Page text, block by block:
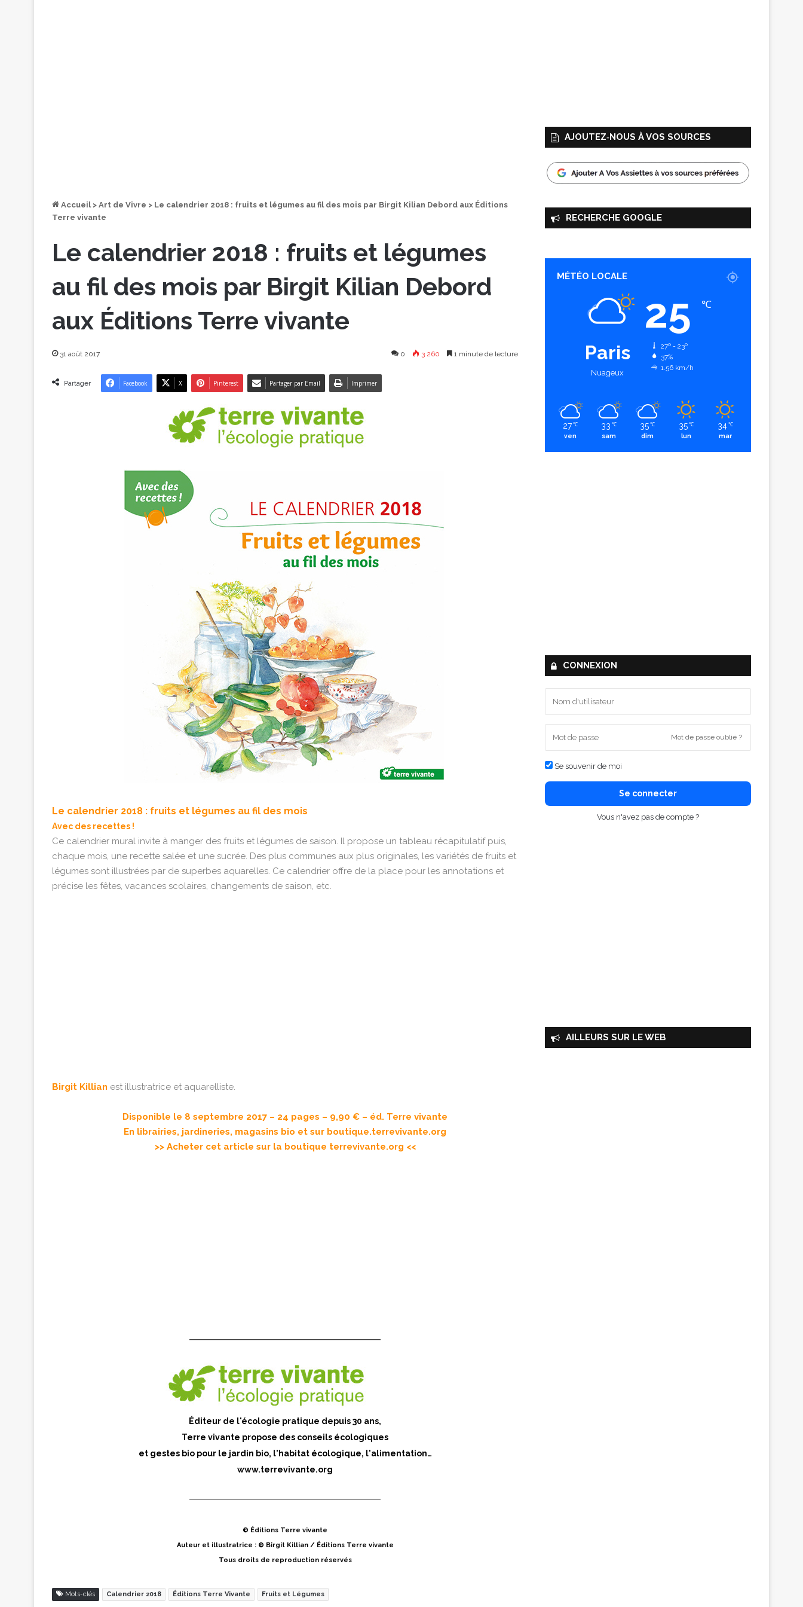
Accueil > Art de Vivre > Le calendrier 2018 : fruits et légumes au fil des mois par Birgit Kilian Debord aux Éditions
Terre vivante
Le calendrier 2018 : fruits et légumes
au fil des mois par Birgit Kilian Debord
aux Éditions Terre vivante
31 août 2017 0 3 260 1 minute de lecture
Partager Facebook X Pinterest Partager par Email Imprimer
Le calendrier 2018 : fruits et légumes au fil des mois
Avec des recettes !
Ce calendrier mural invite à manger des fruits et légumes de saison. Il propose un tableau récapitulatif puis,
chaque mois, une recette salée et une sucrée. Des plus communes aux plus originales, les variétés de fruits et
légumes sont illustrées par de superbes aquarelles. Ce calendrier offre de la place pour les annotations et
précise les fêtes, vacances scolaires, changements de saison, etc.
Birgit Killian est illustratrice et aquarelliste.
Disponible le 8 septembre 2017 – 24 pages – 9,90 € – éd. Terre vivante
En librairies, jardineries, magasins bio et sur boutique.terrevivante.org
>> Acheter cet article sur la boutique terrevivante.org <<
Éditeur de l'écologie pratique depuis 30 ans,
Terre vivante propose des conseils écologiques
et gestes bio pour le jardin bio, l'habitat écologique, l'alimentation…
www.terrevivante.org
© Éditions Terre vivante
Auteur et illustratrice : © Birgit Killian / Éditions Terre vivante
Tous droits de reproduction réservés
Mots-clés Calendrier 2018 Éditions Terre Vivante Fruits et Légumes
AJOUTEZ‑NOUS À VOS SOURCES
RECHERCHE GOOGLE
MÉTÉO LOCALE
Paris
Nuageux
25 ℃
27º - 23º
37%
1.56 km/h
27 ℃
ven
33 ℃
sam
35 ℃
dim
35 ℃
lun
34 ℃
mar
CONNEXION
Mot de passe oublié ?
Se souvenir de moi
Se connecter
Vous n'avez pas de compte ?
AILLEURS SUR LE WEB